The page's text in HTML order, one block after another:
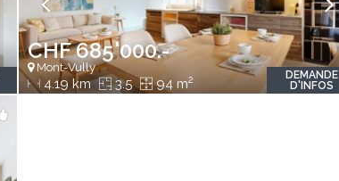
CHF 685'000.-
Mont-Vully
4.19 km 3.5 94 m2
DEMANDE
D'INFOS